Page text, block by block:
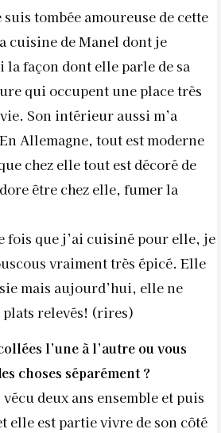
suis tombée amoureuse de cette
cuisine de Manel dont je
la façon dont elle parle de sa
qui occupent une place très
Son intérieur aussi m’a
Allemagne, tout est moderne
chez elle tout est décoré de
être chez elle, fumer la
fois que j’ai cuisiné pour elle, je
vraiment très épicé. Elle
mais aujourd’hui, elle ne
plats relevés! (rires)
l’une à l’autre ouvous
choses séparément ?
deux ans ensemble et puis
elle est partie vivre de son côté